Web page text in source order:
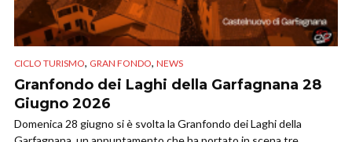
CICLO TURISMO, GRAN FONDO, NEWS
Granfondo dei Laghi della Garfagnana 28
Giugno 2026
Domenica 28 giugno si è svolta la Granfondo dei Laghi della